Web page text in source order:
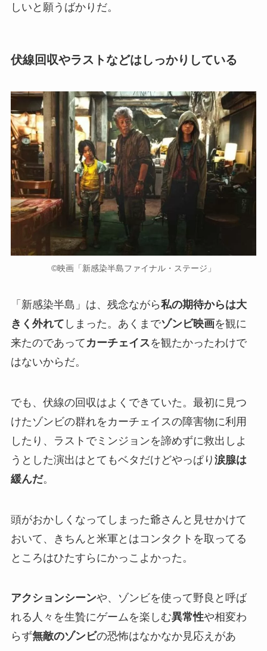
しいと願うばかりだ。
伏線回収やラストなどはしっかりしている
©︎映画「新感染半島ファイナル・ステージ」
「新感染半島」は、残念ながら私の期待からは大
きく外れて しまった。あくまでゾンビ映画を観に
来たのであって カーチェイスを観たかったわけで
はないからだ。
でも、伏線の回収はよくできていた。最初に見つ
けたゾンビの群れをカーチェイスの障害物に利用
したり、ラストでミンジョンを諦めずに救出しよ
うとした演出はとてもベタだけどやっぱり 涙腺は
緩んだ。
頭がおかしくなってしまった爺さんと見せかけて
おいて、きちんと米軍とはコンタクトを取ってる
ところはひたすらにかっこよかった。
アクションシーンや、ゾンビを使って野良と呼ば
れる人々を生贄にゲームを楽しむ異常性や相変わ
らず無敵のゾンビの恐怖はなかなか見応えがあ